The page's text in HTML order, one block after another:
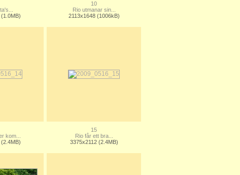
10
Rio utmanar sin...
2113x1648 (1006kB)
kom...
15
Rio får ett bra...
3375x2112 (2.4MB)